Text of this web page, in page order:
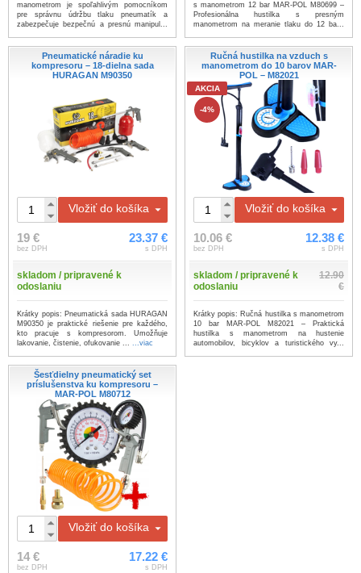
manometrom je spoľahlivým pomocníkom
pre správnu údržbu tlaku pneumatík a
zabezpečuje bezpečnú a presnú manipul...
s manometrom 12 bar MAR-POL M80699 –
Profesionálna hustilka s presným
manometrom na meranie tlaku do 12 ba...
Pneumatické náradie ku
kompresoru – 18-dielna sada
HURAGAN M90350
Vložiť do košíka
19 €
bez DPH
23.37 €
s DPH
skladom / pripravené k
odoslaniu
Krátky popis: Pneumatická sada HURAGAN
M90350 je praktické riešenie pre každého,
kto pracuje s kompresorom. Umožňuje
lakovanie, čistenie, ofukovanie ... ...viac
Ručná hustilka na vzduch s
manometrom do 10 barov MAR-
POL – M82021
AKCIA
-4%
Vložiť do košíka
10.06 €
bez DPH
12.38 €
s DPH
skladom / pripravené k
odoslaniu
12.90
€
Krátky popis: Ručná hustilka s manometrom
10 bar MAR-POL M82021 – Praktická
hustilka s manometrom na hustenie
automobilov, bicyklov a turistického vy...
Šesťdielny pneumatický set
príslušenstva ku kompresoru –
MAR-POL M80712
Vložiť do košíka
14 €
bez DPH
17.22 €
s DPH